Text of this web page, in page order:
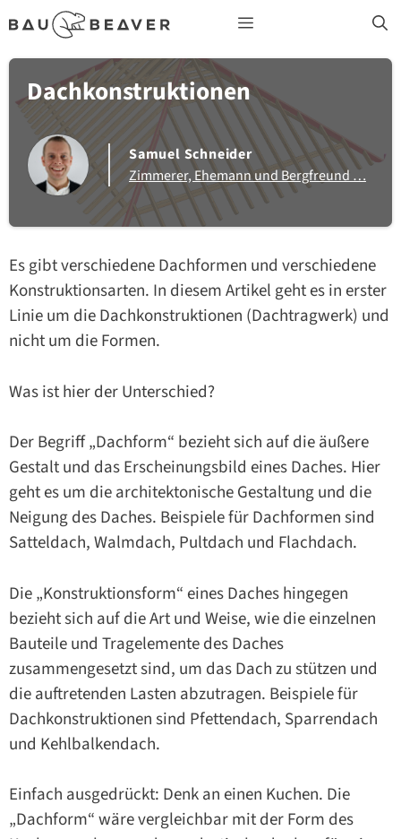
Inhalt
springen
Menü
Dachkonstruktionen
Samuel Schneider
Zimmerer, Ehemann und Bergfreund …
Es gibt verschiedene Dachformen und verschiedene
Konstruktionsarten. In diesem Artikel geht es in erster
Linie um die Dachkonstruktionen (Dachtragwerk) und
nicht um die Formen.
Was ist hier der Unterschied?
Der Begriff „Dachform“ bezieht sich auf die äußere
Gestalt und das Erscheinungsbild eines Daches. Hier
geht es um die architektonische Gestaltung und die
Neigung des Daches. Beispiele für Dachformen sind
Satteldach, Walmdach, Pultdach und Flachdach.
Die „Konstruktionsform“ eines Daches hingegen
bezieht sich auf die Art und Weise, wie die einzelnen
Bauteile und Tragelemente des Daches
zusammengesetzt sind, um das Dach zu stützen und
die auftretenden Lasten abzutragen. Beispiele für
Dachkonstruktionen sind Pfettendach, Sparrendach
und Kehlbalkendach.
Einfach ausgedrückt: Denk an einen Kuchen. Die
„Dachform“ wäre vergleichbar mit der Form des